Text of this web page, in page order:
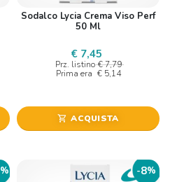
Sodalco Lycia Crema Viso Perf
50 Ml
€ 7,45
Prz. listino € 7,79
Prima era € 5,14
shopping_cart ACQUISTA
% -8%